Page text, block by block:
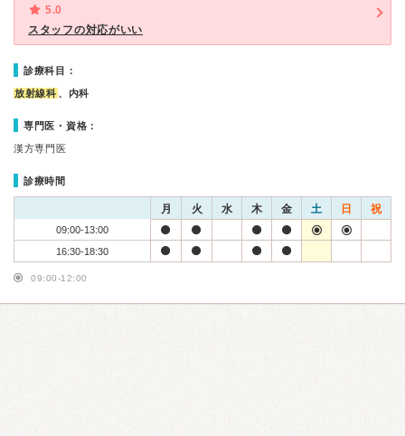
5.0
スタッフの対応がいい
診療科目：
放射線科 、内科
専門医・資格：
漢方専門医
診療時間
月 火 水 木 金 土 日 祝
09:00-13:00
16:30-18:30
09:00-12:00